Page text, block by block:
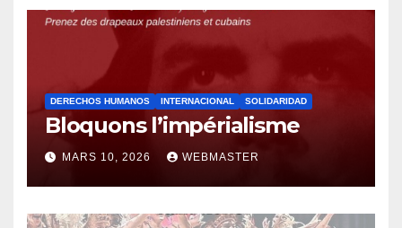
DERECHOS HUMANOS INTERNACIONAL SOLIDARIDAD
Bloquons l’impérialisme
MARS 10, 2026 WEBMASTER